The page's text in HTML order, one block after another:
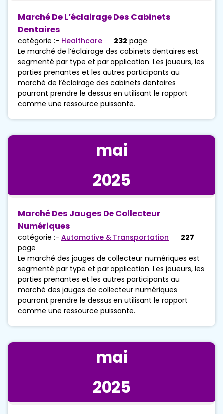
Marché De L’éclairage Des Cabinets
Dentaires
catégorie :- Healthcare 232 page
Le marché de l’éclairage des cabinets dentaires est
segmenté par type et par application. Les joueurs, les
parties prenantes et les autres participants au
marché de l’éclairage des cabinets dentaires
pourront prendre le dessus en utilisant le rapport
comme une ressource puissante.
mai
2025
Marché Des Jauges De Collecteur
Numériques
catégorie :- Automotive & Transportation
227
page
Le marché des jauges de collecteur numériques est
segmenté par type et par application. Les joueurs, les
parties prenantes et les autres participants au
marché des jauges de collecteur numériques
pourront prendre le dessus en utilisant le rapport
comme une ressource puissante.
mai
2025